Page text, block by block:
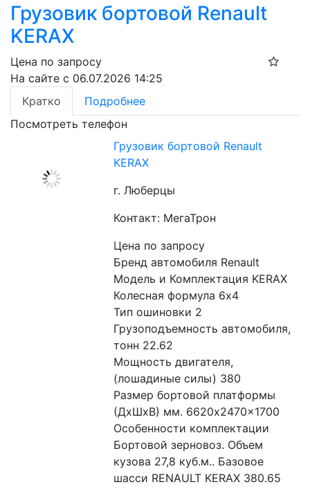
Грузовик бортовой Renault
KERAX
Цена по запросу
На сайте с 06.07.2026 14:25
Кратко
Подробнее
Посмотреть телефон
Грузовик бортовой Renault
KERAX
г. Люберцы
Контакт: МегаТрон
Цена по запросу
Бренд автомобиля Renault
Модель и Комплектация KERAX
Колесная формула 6x4
Тип ошиновки 2
Грузоподъемность автомобиля,
тонн 22.62
Мощность двигателя,
(лошадиные силы) 380
Размер бортовой платформы
(ДхШхВ) мм. 6620x2470x1700
Особенности комплектации
Бортовой зерновоз. Объем
кузова 27,8 куб.м.. Базовое
шасси RENAULT KERAX 380.65